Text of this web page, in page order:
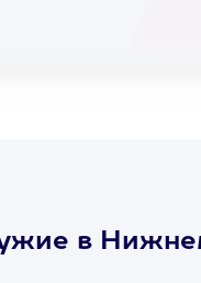
в